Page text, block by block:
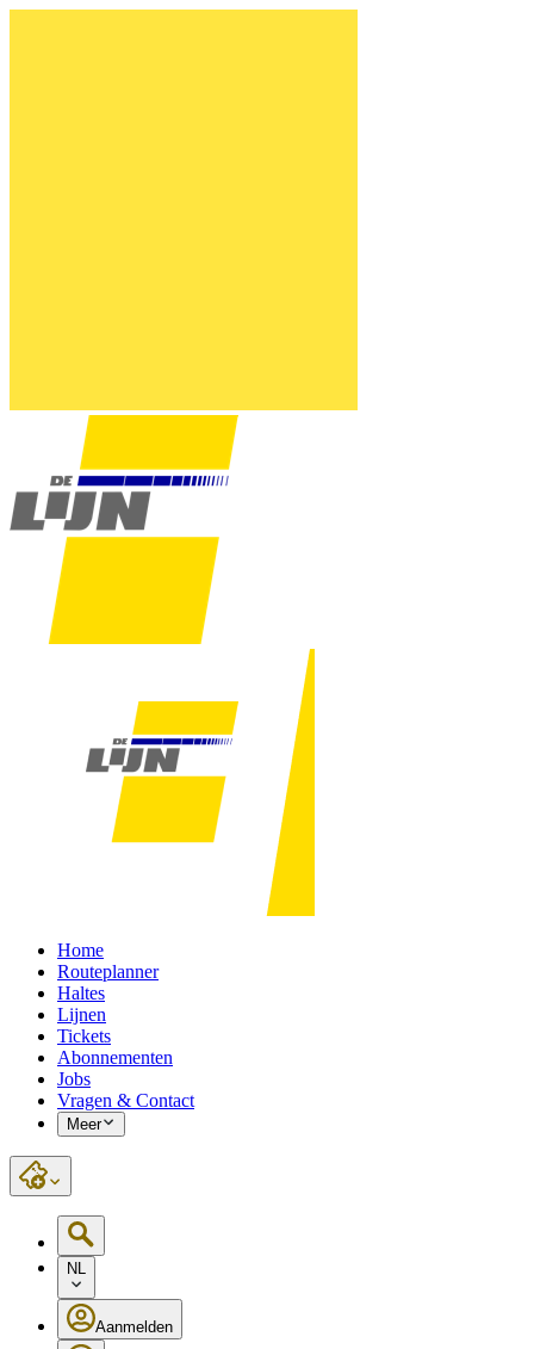
Home
Routeplanner
Haltes
Lijnen
Tickets
Abonnementen
Jobs
Vragen & Contact
Meer
NL
Aanmelden